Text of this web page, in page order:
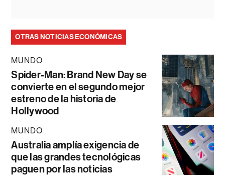
OTRAS NOTICIAS ECONÓMICAS
MUNDO
Spider-Man: Brand New Day se
convierte en el segundo mejor
estreno de la historia de
Hollywood
MUNDO
Australia amplía exigencia de
que las grandes tecnológicas
paguen por las noticias